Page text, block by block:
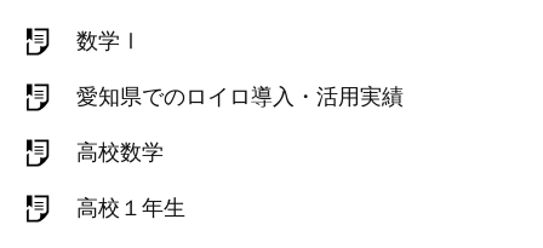
数学Ⅰ
愛知県でのロイロ導入・活用実績
高校数学
高校１年生